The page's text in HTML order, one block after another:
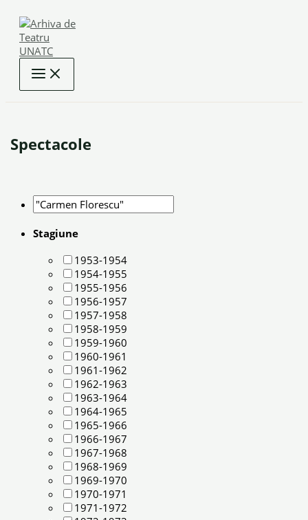
content
Spectacole
Stagiune
1953-1954
1954-1955
1955-1956
1956-1957
1957-1958
1958-1959
1959-1960
1960-1961
1961-1962
1962-1963
1963-1964
1964-1965
1965-1966
1966-1967
1967-1968
1968-1969
1969-1970
1970-1971
1971-1972